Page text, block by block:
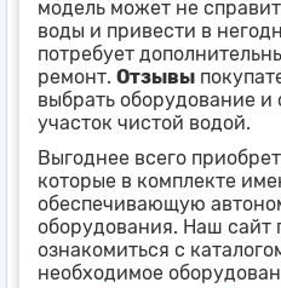
модель может не
воды и привести в
потребует
ремонт. Отзывы
выбрать оборудование и
участок чистой водой.
Выгоднее всего
которые в комплекте
обеспечивающую
оборудования. Наш сайт
ознакомиться с
необходимое